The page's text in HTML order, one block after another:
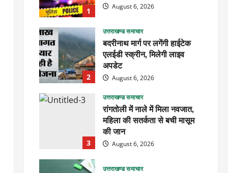
1 August 6, 2026
2
उत्तराखण्ड समाचार
बदरीनाथ मार्ग पर लगेंगी हाईटेक
एलईडी स्क्रीन, मिलेगी लाइव
अपडेट
August 6, 2026
3
उत्तराखण्ड समाचार
रांगतोली में नाले में मिला नवजात,
महिला की सतर्कता से बची मासूम
की जान
August 6, 2026
उत्तराखण्ड समाचार